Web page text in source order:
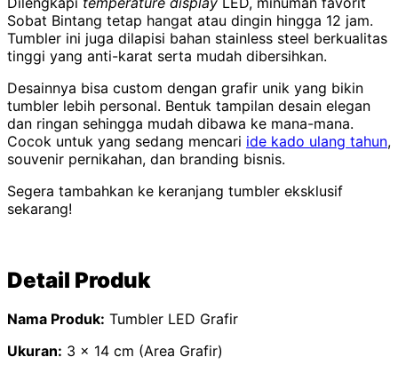
Sobat Bintang tetap hangat atau dingin hingga 12 jam.
Tumbler ini juga dilapisi bahan stainless steel berkualitas
tinggi yang anti-karat serta mudah dibersihkan.
Desainnya bisa custom dengan grafir unik yang bikin
tumbler lebih personal. Bentuk tampilan desain elegan
dan ringan sehingga mudah dibawa ke mana-mana.
Cocok untuk yang sedang mencari ide kado ulang tahun,
souvenir pernikahan, dan branding bisnis.
Segera tambahkan ke keranjang tumbler eksklusif
sekarang!
Detail Produk
Nama Produk: Tumbler LED Grafir
Ukuran: 3 x 14 cm (Area Grafir)